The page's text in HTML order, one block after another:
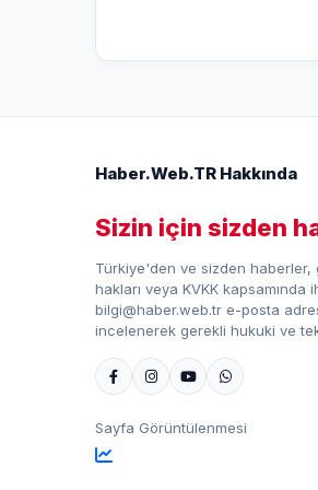
Haber.Web.TR Hakkında
Sizin için sizden
Türkiye'den ve sizden
hakları veya KVKK
bilgi@haber.web.tr e-posta
incelenerek gerekli hukuki ve
Sayfa Görüntülenmesi